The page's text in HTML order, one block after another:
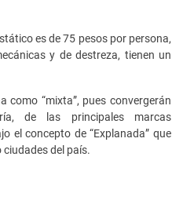
es de 75 pesos por persona,
y de destreza, tienen un
como “mixta”, pues convergerán
de las principales marcas
el concepto de “Explanada” que
del país.